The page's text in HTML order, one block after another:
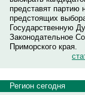
представят партию
предстоящих
Государственную
Законодательное
Приморского края.
Регион сегодня